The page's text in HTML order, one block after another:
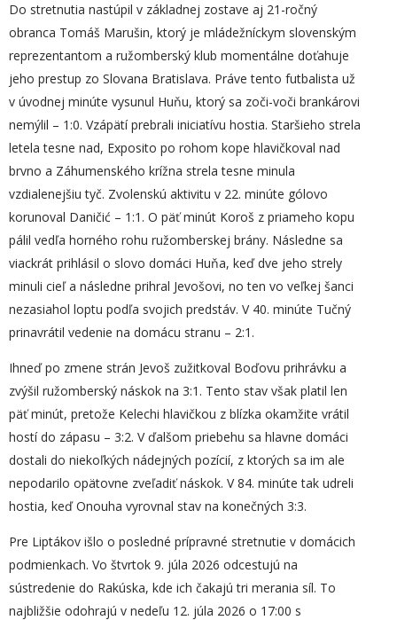
Do stretnutia nastúpil v základnej zostave aj 21-ročný
obranca Tomáš Marušin, ktorý je mládežníckym slovenským
reprezentantom a ružomberský klub momentálne doťahuje
jeho prestup zo Slovana Bratislava. Práve tento futbalista už
v úvodnej minúte vysunul Huňu, ktorý sa zoči-voči brankárovi
nemýlil – 1:0. Vzápätí prebrali iniciatívu hostia. Staršieho strela
letela tesne nad, Exposito po rohom kope hlavičkoval nad
brvno a Záhumenského krížna strela tesne minula
vzdialenejšiu tyč. Zvolenskú aktivitu v 22. minúte gólovo
korunoval Daničić – 1:1. O päť minút Koroš z priameho kopu
pálil vedľa horného rohu ružomberskej brány. Následne sa
viackrát prihlásil o slovo domáci Huňa, keď dve jeho strely
minuli cieľ a následne prihral Jevošovi, no ten vo veľkej šanci
nezasiahol loptu podľa svojich predstáv. V 40. minúte Tučný
prinavrátil vedenie na domácu stranu – 2:1.
Ihneď po zmene strán Jevoš zužitkoval Boďovu prihrávku a
zvýšil ružomberský náskok na 3:1. Tento stav však platil len
päť minút, pretože Kelechi hlavičkou z blízka okamžite vrátil
hostí do zápasu – 3:2. V ďalšom priebehu sa hlavne domáci
dostali do niekoľkých nádejných pozícií, z ktorých sa im ale
nepodarilo opätovne zveľadiť náskok. V 84. minúte tak udreli
hostia, keď Onouha vyrovnal stav na konečných 3:3.
Pre Liptákov išlo o posledné prípravné stretnutie v domácich
podmienkach. Vo štvrtok 9. júla 2026 odcestujú na
sústredenie do Rakúska, kde ich čakajú tri merania síl. To
najbližšie odohrajú v nedeľu 12. júla 2026 o 17:00 s